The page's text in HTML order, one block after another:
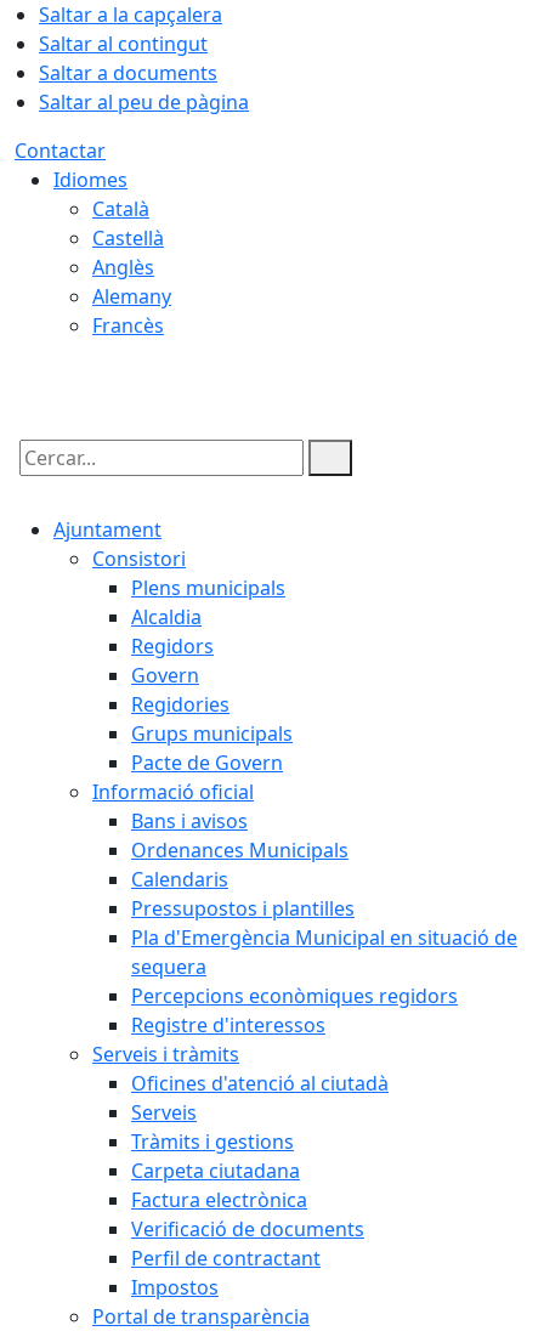
Saltar a la capçalera
Saltar al contingut
Saltar a documents
Saltar al peu de pàgina
Contactar
Idiomes
Català
Castellà
Anglès
Alemany
Francès
Cercar:
Ajuntament
Consistori
Plens municipals
Alcaldia
Regidors
Govern
Regidories
Grups municipals
Pacte de Govern
Informació oficial
Bans i avisos
Ordenances Municipals
Calendaris
Pressupostos i plantilles
Pla d'Emergència Municipal en situació de
sequera
Percepcions econòmiques regidors
Registre d'interessos
Serveis i tràmits
Oficines d'atenció al ciutadà
Serveis
Tràmits i gestions
Carpeta ciutadana
Factura electrònica
Verificació de documents
Perfil de contractant
Impostos
Portal de transparència